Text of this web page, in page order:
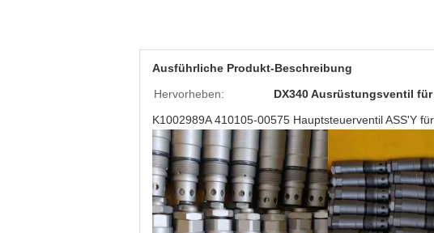
Ausführliche Produkt-Beschreibung
Hervorheben:
DX340 Ausrüstungsventil
K1002989A 410105-00575 Hauptsteuerventil ASS'Y